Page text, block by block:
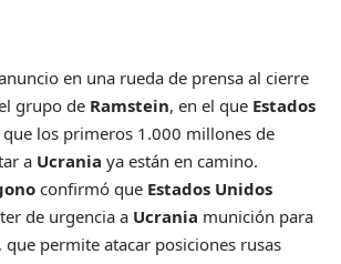
en una rueda de prensa al cierre
grupo de Ramstein, en el que Estados
los primeros 1.000 millones de
a Ucrania ya están en camino.
confirmó que Estados Unidos
de urgencia a Ucrania munición para
, que permite atacar posiciones rusas